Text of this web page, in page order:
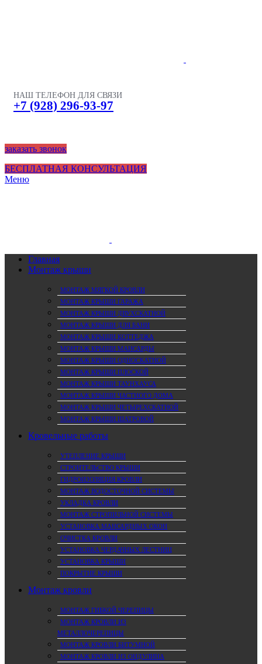
НАШ ТЕЛЕФОН ДЛЯ СВЯЗИ
+7 (928) 296-93-97
заказать звонок
БЕСПЛАТНАЯ КОНСУЛЬТАЦИЯ
Меню
Главная
Монтаж крыши
МОНТАЖ МЯГКОЙ КРОВЛИ
МОНТАЖ КРЫШИ ГАРАЖА
МОНТАЖ КРЫШИ ДВУХСКАТНОЙ
МОНТАЖ КРЫШИ ДЛЯ БАНИ
МОНТАЖ КРЫШИ КОТТЕДЖА
МОНТАЖ КРЫШИ МАНСАРДЫ
МОНТАЖ КРЫШИ ОДНОСКАТНОЙ
МОНТАЖ КРЫШИ ПЛОСКОЙ
МОНТАЖ КРЫШИ ТАУНХАУСА
МОНТАЖ КРЫШИ ЧАСТНОГО ДОМА
МОНТАЖ КРЫШИ ЧЕТЫРЕХСКАТНОЙ
МОНТАЖ КРЫШИ ШАТРОВОЙ
Кровельные работы
УТЕПЛЕНИЕ КРЫШИ
СТРОИТЕЛЬСТВО КРЫШИ
ГИДРОИЗОЛЯЦИЯ КРОВЛИ
МОНТАЖ ВОДОСТОЧНОЙ СИСТЕМЫ
УКЛАДКА КРОВЛИ
МОНТАЖ СТРОПИЛЬНОЙ СИСТЕМЫ
УСТАНОВКА МАНСАРДНЫХ ОКОН
ОЧИСТКА КРОВЛИ
УСТАНОВКА ЧЕРДАЧНЫХ ЛЕСТНИЦ
УСТАНОВКА КРЫШИ
ПОКРЫТИЕ КРЫШИ
Монтаж кровли
МОНТАЖ ГИБКОЙ ЧЕРЕПИЦЫ
МОНТАЖ КРОВЛИ ИЗ
МЕТАЛЛОЧЕРЕПИЦЫ
МОНТАЖ КРОВЛИ БИТУМНОЙ
МОНТАЖ КРОВЛИ ИЗ ОНДУЛИНА